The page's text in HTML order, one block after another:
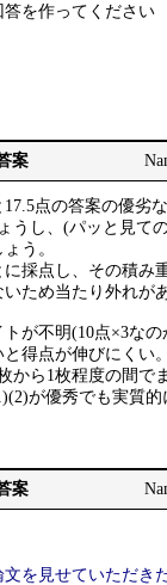
答を作ってください
案
点の答案の優劣
うし、(パッと見て
う。
採点し、その積み
ため当たり外れが
が不明(10点×3な
得点が伸びにくい
から1枚程度の間で
が優秀でも実質
案
文を見せていただ